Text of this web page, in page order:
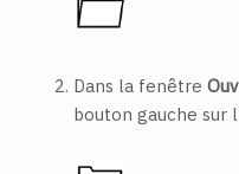
Dans la fenêtre
bouton gauche sur